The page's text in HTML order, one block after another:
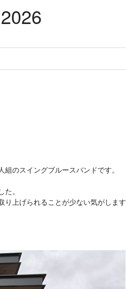
のスイングブルースバンドです。
。
り上げられることが少ない気がします